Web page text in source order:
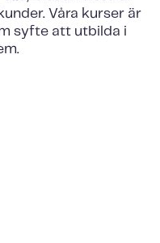
Våra kurser är
syfte att utbilda i